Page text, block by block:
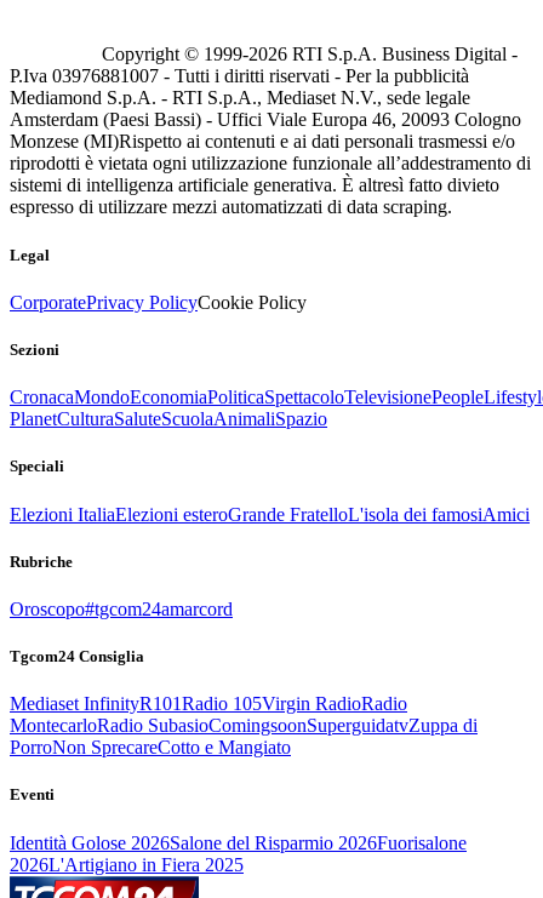
Copyright © 1999-2026 RTI S.p.A. Business Digital -
P.Iva 03976881007 - Tutti i diritti riservati - Per la pubblicità
Mediamond S.p.A. - RTI S.p.A., Mediaset N.V., sede legale
Amsterdam (Paesi Bassi) - Uffici Viale Europa 46, 20093 Cologno
Monzese (MI)Rispetto ai contenuti e ai dati personali trasmessi e/o
riprodotti è vietata ogni utilizzazione funzionale all’addestramento di
sistemi di intelligenza artificiale generativa. È altresì fatto divieto
espresso di utilizzare mezzi automatizzati di data scraping.
Legal
CorporatePrivacy PolicyCookie Policy
Sezioni
CronacaMondoEconomiaPoliticaSpettacoloTelevisionePeople
PlanetCulturaSaluteScuolaAnimaliSpazio
Speciali
Elezioni ItaliaElezioni esteroGrande FratelloL'isola dei famosiAmici
Rubriche
Oroscopo#tgcom24amarcord
Tgcom24 Consiglia
Mediaset InfinityR101Radio 105Virgin RadioRadio
MontecarloRadio SubasioComingsoonSuperguidatvZuppa di
PorroNon SprecareCotto e Mangiato
Eventi
Identità Golose 2026Salone del Risparmio 2026Fuorisalone
2026L'Artigiano in Fiera 2025